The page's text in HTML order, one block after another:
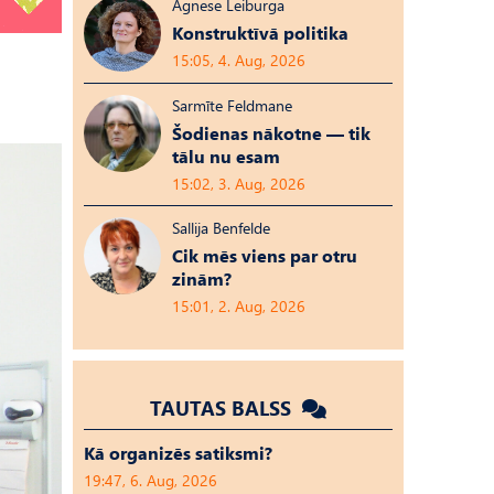
Agnese Leiburga
Konstruktīvā politika
15:05, 4. Aug, 2026
Sarmīte Feldmane
Šodienas nākotne — tik
tālu nu esam
15:02, 3. Aug, 2026
Sallija Benfelde
Cik mēs viens par otru
zinām?
15:01, 2. Aug, 2026
TAUTAS BALSS
Kā organizēs satiksmi?
19:47, 6. Aug, 2026